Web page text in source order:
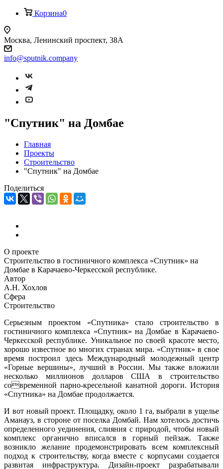
Корзина0
Москва, Ленинский проспект, 38А
info@sputnik.company
"Спутник" на Домбае
Главная
Проекты
Строительство
"Спутник" на Домбае
Поделиться
О проекте
Строительство в гостиничного комплекса «Спутник» на
Домбае в Карачаево-Черкесской республике.
Автор
А.Н. Хохлов
Сфера
Строительство
Серьезным проектом «Спутника» стало строительство в
гостиничного комплекса «Спутник»на Домбае в Карачаево-
Черкесской республике. Уникальное по своей красоте место,
хорошо известное во многих странах мира. «Спутник» в свое
время построил здесь Международный молодежный центр
«Горные вершины», лучший в России. Мы также вложили
несколько миллионов долларов США в строительство
современной парно-кресельной канатной дороги. История
«Спутника» на Домбае продолжается.
И вот новый проект. Площадку, около 1 га, выбрали в ущелье
Аманауз, в стороне от поселка Домбай. Нам хотелось достичь
определенного уединения, слияния с природой, чтобы новый
комплекс органично вписался в горный пейзаж. Также
возникло желание продемонстрировать всем комплексный
подход к строительству, когда вместе с корпусами создается
развитая инфраструктура. Дизайн-проект разрабатывали